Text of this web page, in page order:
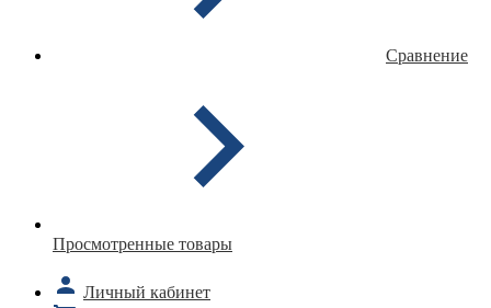
Сравнение
Просмотренные товары
Личный кабинет